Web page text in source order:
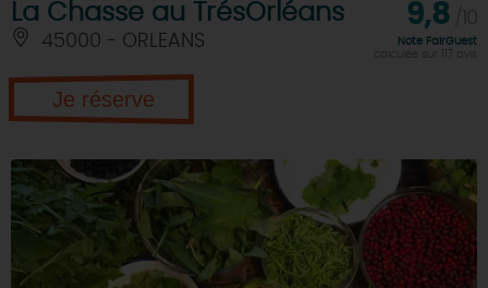
La Chasse au TrésOrléans
45000 - ORLEANS
9,8
Note FairGuest
calculée sur 117 avis
Je réserve